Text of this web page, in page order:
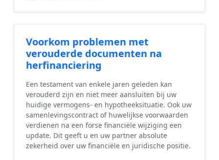
Voorkom problemen met
verouderde documenten na
herfinanciering
Een testament van enkele jaren geleden kan
verouderd zijn en niet meer aansluiten bij uw
huidige vermogens- en hypotheeksituatie. Ook uw
samenlevingscontract of huwelijkse voorwaarden
verdienen na een forse financiële wijziging een
update. Dit geeft u en uw partner absolute
zekerheid over uw financiële en juridische positie.